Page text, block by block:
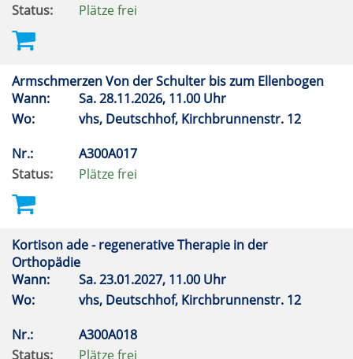
Status: Plätze frei
Armschmerzen Von der Schulter bis zum Ellenbogen
Wann:
Sa.28.11.2026, 11.00 Uhr
Wo:
vhs, Deutschhof, Kirchbrunnenstr. 12
Nr.:
A300A017
Status:
Plätze frei
Kortison ade - regenerative Therapie in der
Orthopädie
Wann:
Sa.23.01.2027, 11.00 Uhr
Wo:
vhs, Deutschhof, Kirchbrunnenstr. 12
Nr.:
A300A018
Status:
Plätze frei